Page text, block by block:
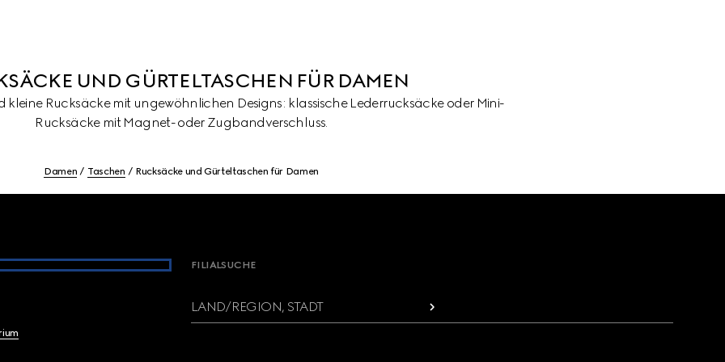
UND GÜRTELTASCHEN FÜR DAMEN
kleine Rucksäcke mit ungewöhnlichen Designs: klassische Lederrucksäcke oder Mini-
Rucksäcke mit Magnet- oder Zugbandverschluss.
Damen Taschen Rucksäcke und Gürteltaschen für Damen
FILIALSUCHE
LAND/REGION, STADT